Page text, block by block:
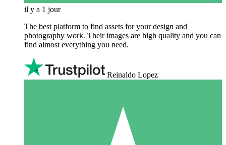
il y a 1 jour
The best platform to find assets for your design and
photography work. Their images are high quality and you can
find almost everything you need.
Reinaldo Lopez